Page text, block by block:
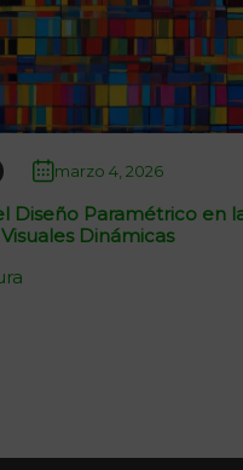
marzo 4, 2026
Diseño Paramétrico en
Dinámicas